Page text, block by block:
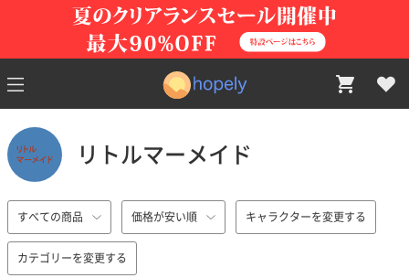
リトルマーメイド
すべての商品 価格が安い順 キャラクターを変更する
カテゴリーを変更する